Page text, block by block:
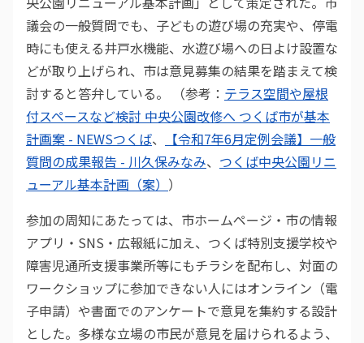
議会の一般質問でも、子どもの遊び場の充実や、停電
時にも使える井戸水機能、水遊び場への日よけ設置な
どが取り上げられ、市は意見募集の結果を踏まえて検
討すると答弁している。 （参考： テラス空間や屋根
付スペースなど検討 中央公園改修へ つくば市が基本
計画案 - NEWSつくば、
【令和7年6月定例会議】一般
質問の成果報告 - 川久保みなみ、 つくば中央公園リニ
ューアル基本計画（案） ）
参加の周知にあたっては、市ホームページ・市の情報
アプリ・SNS・広報紙に加え、つくば特別支援学校や
障害児通所支援事業所等にもチラシを配布し、対面の
ワークショップに参加できない人にはオンライン（電
子申請）や書面でのアンケートで意見を集約する設計
とした。多様な立場の市民が意見を届けられるよう、